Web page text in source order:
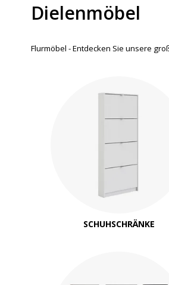
Dielenmöbel
Flurmöbel - Entdecken Sie unsere
SCHUHSCHRÄNKE